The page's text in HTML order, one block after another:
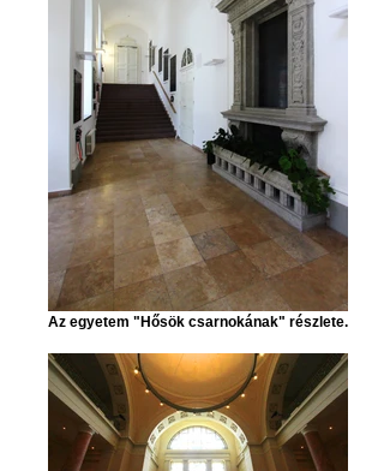
Az egyetem "Hősök csarnokának" részlete.